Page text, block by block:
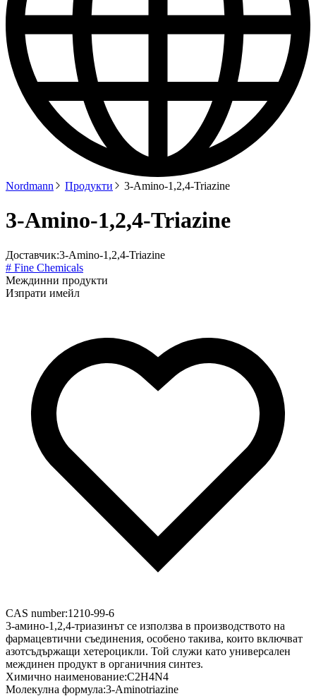
Nordmann Продукти 3-Amino-1,2,4-Triazine
3-Amino-1,2,4-Triazine
Доставчик:3-Amino-1,2,4-Triazine
# Fine Chemicals
Междинни продукти
Изпрати имейл
CAS number:1210-99-6
3-амино-1,2,4-триазинът се използва в производството на
фармацевтични съединения, особено такива, които включват
азотсъдържащи хетероцикли. Той служи като универсален
междинен продукт в органичния синтез.
Химично наименование:C2H4N4
Молекулна формула:3-Aminotriazine